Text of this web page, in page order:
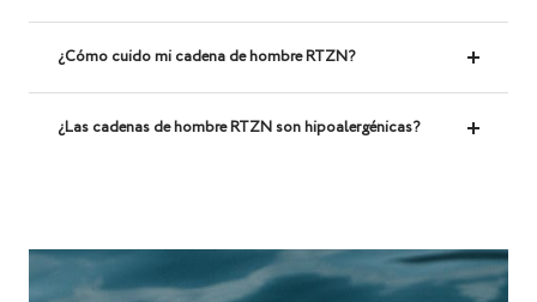
¿Cómo cuido mi cadena de hombre RTZN?
¿Las cadenas de hombre RTZN son hipoalergénicas?